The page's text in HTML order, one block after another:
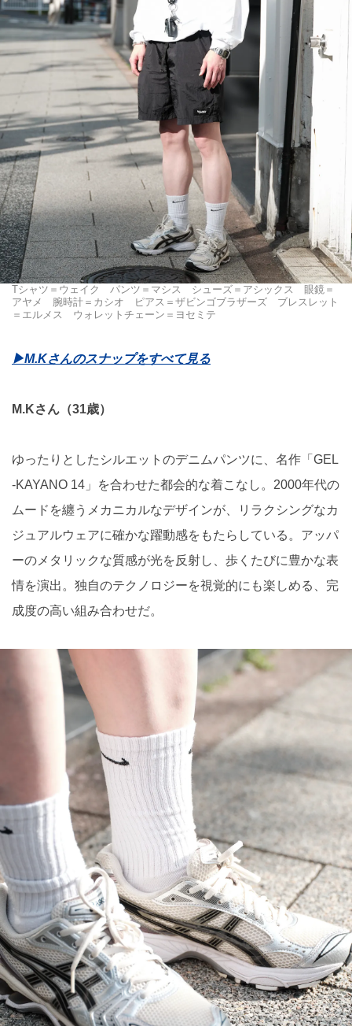
Tシャツ＝ウェイク パンツ＝マシス シューズ＝アシックス 眼鏡＝
アヤメ 腕時計＝カシオ ピアス＝ザビンゴブラザーズ ブレスレット
＝エルメス ウォレットチェーン＝ヨセミテ
▶︎M.Kさんのスナップをすべて見る
M.Kさん（31歳）
ゆったりとしたシルエットのデニムパンツに、名作「GEL
-KAYANO 14」を合わせた都会的な着こなし。2000年代の
ムードを纏うメカニカルなデザインが、リラクシングなカ
ジュアルウェアに確かな躍動感をもたらしている。アッパ
ーのメタリックな質感が光を反射し、歩くたびに豊かな表
情を演出。独自のテクノロジーを視覚的にも楽しめる、完
成度の高い組み合わせだ。